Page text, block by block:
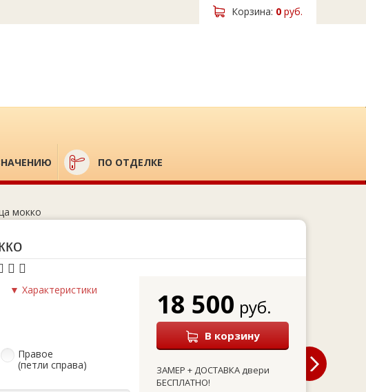
Корзина: 0 руб.
ПО ОТДЕЛКЕ
мокко
▼ Характеристики
Правое
(петли справа)
18 500 руб.
В корзину
ЗАМЕР + ДОСТАВКА двери
БЕСПЛАТНО!